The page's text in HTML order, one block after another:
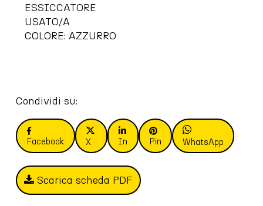
ESSICCATORE
USATO/A
COLORE: AZZURRO
Condividi su:
Facebook X In Pin WhatsApp
Scarica scheda PDF